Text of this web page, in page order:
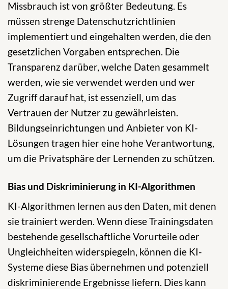
Missbrauch ist von größter Bedeutung. Es
müssen strenge Datenschutzrichtlinien
implementiert und eingehalten werden, die den
gesetzlichen Vorgaben entsprechen. Die
Transparenz darüber, welche Daten gesammelt
werden, wie sie verwendet werden und wer
Zugriff darauf hat, ist essenziell, um das
Vertrauen der Nutzer zu gewährleisten.
Bildungseinrichtungen und Anbieter von KI-
Lösungen tragen hier eine hohe Verantwortung,
um die Privatsphäre der Lernenden zu schützen.
Bias und Diskriminierung in KI-Algorithmen
KI-Algorithmen lernen aus den Daten, mit denen
sie trainiert werden. Wenn diese Trainingsdaten
bestehende gesellschaftliche Vorurteile oder
Ungleichheiten widerspiegeln, können die KI-
Systeme diese Bias übernehmen und potenziell
diskriminierende Ergebnisse liefern. Dies kann